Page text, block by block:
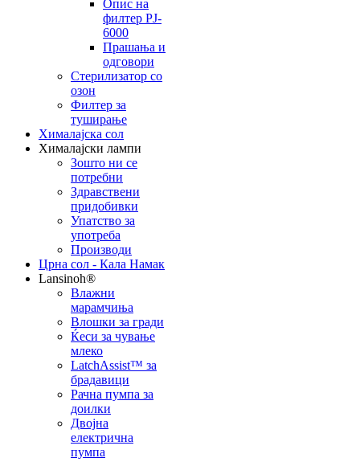
Опис на
филтер PJ-
6000
Прашања и
одговори
Стерилизатор со
озон
Филтер за
туширање
Хималајска сол
Хималајски лампи
Зошто ни се
потребни
Здравствени
придобивки
Упатство за
употреба
Производи
Црна сол - Кала Намак
Lansinoh®
Влажни
марамчиња
Влошки за гради
Ќеси за чување
млеко
LatchAssist™ за
брадавици
Рачна пумпа за
доилки
Двојна
електрична
пумпа